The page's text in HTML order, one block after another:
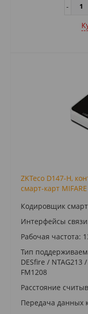
ZKTeco D147-H,
смарт-карт
Кодировщик
Интерфейсы
Рабочая частота:
Тип
DESfire /
FM1208
Расстояние
Передача данных